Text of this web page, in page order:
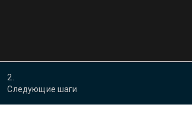
2
Следующие шаги